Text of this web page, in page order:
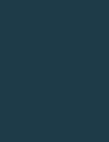
com uma
e para
o visionário
de
que